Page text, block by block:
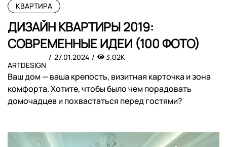
КВАРТИРА
ДИЗАЙН КВАРТИРЫ 2019:
СОВРЕМЕННЫЕ ИДЕИ (100 ФОТО)
ARTDESIGN
27.01.2024 3.02K
Ваш дом — ваша крепость, визитная карточка и зона
комфорта. Хотите, чтобы было чем порадовать
домочадцев и похвастаться перед гостями?